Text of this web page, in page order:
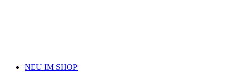
NEU IM SHOP